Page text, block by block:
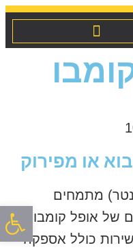
או מפירוק
מתמחים
של אופל קומבו
כולל אספקה
פתח